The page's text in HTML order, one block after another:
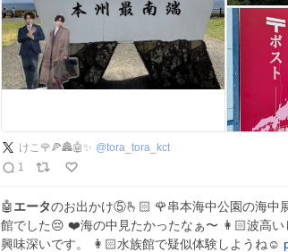
けこ🌹🍕🏯🤖✨ @tora_tora_kct
1
🤖エータのお出かけ⑤🫰🏻 🌹串本海中公園の海中
館でした😔 ❤️海の中見たかったなぁ〜 👩🏻波高
興味深いです。 👩🏻水族館で疑似体験しようね☺️